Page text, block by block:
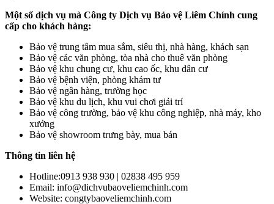
Một số dịch vụ mà Công ty Dịch vụ Bảo vệ Liêm Chính cung
cấp cho khách hàng:
Bảo vệ trung tâm mua sắm, siêu thị, nhà hàng, khách sạn
Bảo vệ các văn phòng, tòa nhà cho thuê văn phòng
Bảo vệ khu chung cư, khu cao ốc, khu dân cư
Bảo vệ bệnh viện, phòng khám tư
Bảo vệ ngân hàng, trường học
Bảo vệ khu du lịch, khu vui chơi giải trí
Bảo vệ công trường, bảo vệ khu công nghiệp, nhà máy, kho
xưởng
Bảo vệ showroom trưng bày, mua bán
Thông tin liên hệ
Hotline:0913 938 930 | 02838 495 959
Email: info@dichvubaoveliemchinh.com
Website: congtybaoveliemchinh.com